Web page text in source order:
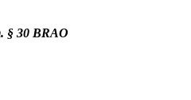
§ 30 BRAO